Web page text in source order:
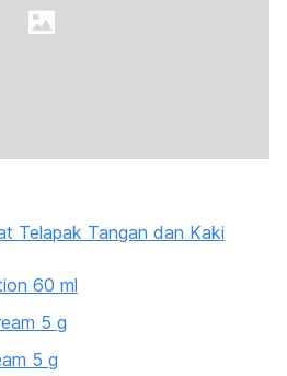
Telapak Tangan dan Kaki
60 ml
5 g
5 g